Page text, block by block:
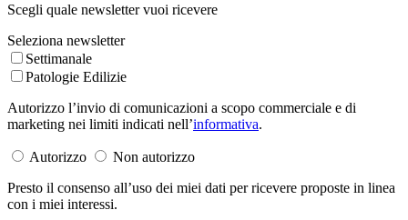
Scegli quale newsletter vuoi ricevere
Seleziona newsletter
Settimanale
Patologie Edilizie
Autorizzo l’invio di comunicazioni a scopo commerciale e di
marketing nei limiti indicati nell’informativa.
Autorizzo
Non autorizzo
Presto il consenso all’uso dei miei dati per ricevere proposte in linea
con i miei interessi.